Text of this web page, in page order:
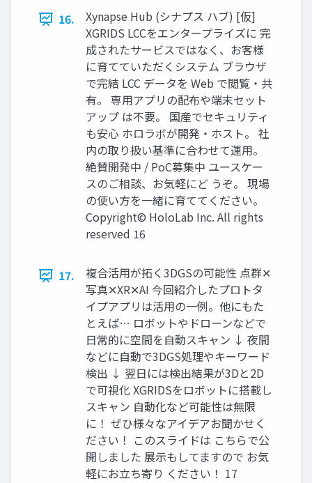
16.
Xynapse Hub (シナプス ハブ) [仮]
XGRIDS LCCをエンタープライズに 完
成されたサービスではなく、お客様
に育てていただくシステム ブラウザ
で完結 LCC データを Web で閲覧・共
有。 専用アプリの配布や端末セット
アップ は不要。 国産でセキュリティ
も安心 ホロラボが開発・ホスト。 社
内の取り扱い基準に合わせて運用。
絶賛開発中 / PoC募集中 ユースケー
スのご相談、お気軽にど うぞ。 現場
の使い方を一緒に育ててください。
Copyright© HoloLab Inc. All rights
reserved 16
17.
複合活用が拓く3DGSの可能性 点群✕
写真✕XR✕AI 今回紹介したプロトタ
イプアプリは活用の一例。他にもた
とえば… ロボットやドローンなどで
日常的に空間を自動スキャン ↓ 夜間
などに自動で3DGS処理やキーワード
検出 ↓ 翌日には検出結果が3Dと2D
で可視化 XGRIDSをロボットに搭載し
スキャン 自動化など可能性は無限
に！ ぜひ様々なアイデアお聞かせく
ださい！ このスライドは こちらで公
開しました 展示もしてますので お気
軽にお立ち寄り ください！ 17